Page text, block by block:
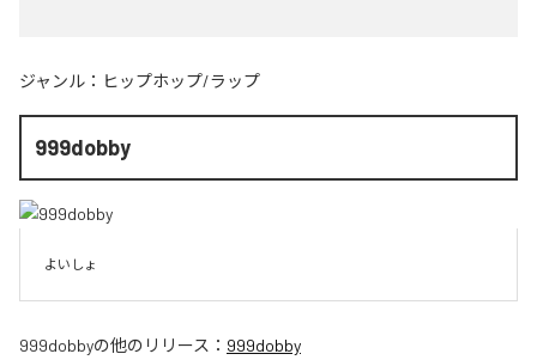
ジャンル： ヒップホップ/ラップ
999dobby
よいしょ
999dobbyの他のリリース： 999dobby